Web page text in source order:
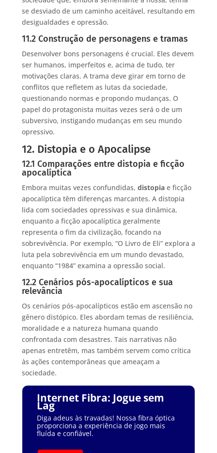
se desviado de um caminho aceitável, resultando em
desigualdades e opressão.
11.2 Construção de personagens e tramas
Desenvolver bons personagens é crucial. Eles devem
ser humanos, imperfeitos e, acima de tudo, ter
motivações claras. A trama deve girar em torno de
conflitos que refletem as lutas da sociedade,
questionando normas e propondo mudanças. O
papel do protagonista muitas vezes será o de um
subversivo, instigando mudanças em seu mundo
opressivo.
12. Distopia e o Apocalipse
12.1 Comparações entre distopia e ficção
apocalíptica
Embora muitas vezes confundidas, distopiae ficção
apocalíptica têm diferenças marcantes. A distopia
lida com sociedades opressivas e sua dinâmica,
enquanto a ficção apocalíptica geralmente
representa o fim da civilização, focando na
sobrevivência. Por exemplo, “O Livro de Eli” explora a
luta pela sobrevivência em um mundo devastado,
enquanto “1984” examina a opressão social.
12.2 Cenários pós-apocalípticos e sua
relevância
Os cenários pós-apocalípticos estão em ascensão no
gênero distópico. Eles abordam temas de resiliência,
moralidade e a natureza humana quando
confrontada com desastres. Tais narrativas não
apenas entretêm, mas também servem como crítica
às ações contemporâneas que ameaçam a
sociedade.
Internet Fibra: Jogue sem
Lag
Diga adeus às travadas! Nossa fibra óptica
proporciona a experiência de jogo mais
fluída e confiável.